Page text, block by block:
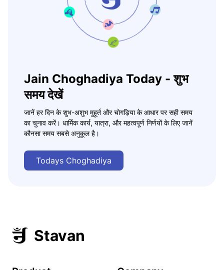
Jain Choghadiya Today - शुभ
समय देखें
जानें हर दिन के शुभ-अशुभ मुहूर्त और चोगड़िया के आधार पर सही समय
का चुनाव करें। धार्मिक कार्य, यात्रा, और महत्वपूर्ण निर्णयों के लिए जानें
कौनसा समय सबसे अनुकूल है।
Todays Choghadiya
Stavan